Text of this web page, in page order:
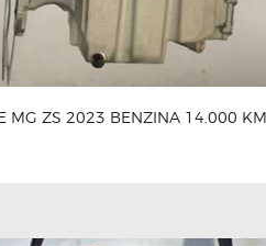
MG ZS 2023 BENZINA 14.000 KM